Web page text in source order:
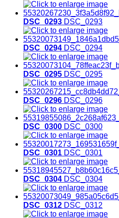
DSC_0293 DSC_0293
DSC_0294 DSC_0294
DSC_0295 DSC_0295
DSC_0296 DSC_0296
DSC_0300 DSC_0300
DSC_0301 DSC_0301
DSC_0304 DSC_0304
DSC_0312 DSC_0312